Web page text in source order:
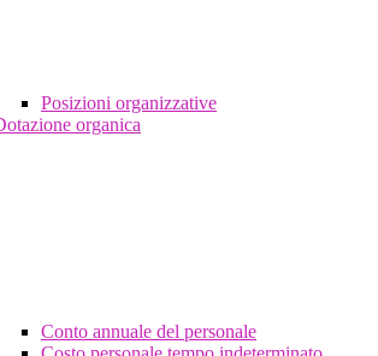
Posizioni organizzative
organica
Conto annuale del personale